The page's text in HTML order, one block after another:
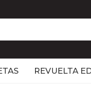
REVUELTA